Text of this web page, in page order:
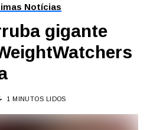
Notícias
gigante
1 MINUTOS LIDOS